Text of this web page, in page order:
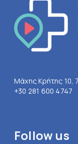
Μάχης Κρήτης 10,
+30 281 600 4747
Follow us